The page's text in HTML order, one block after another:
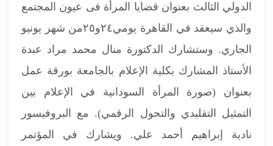
الدولي الثالث بعنوان قضايا المرأة فى عيون المجتمع
والذي سيعقد في القاهرة يومي٢٤و٢٥من شهر يونيو
الجاري. وستشارك الدكتورة منال محمد مراد عبدة
الأستاذ المشارك بكلية الإعلام بالجامعة بورقة عمل
بعنوان (صورة المرأة السودانية في الإعلام بين
التمثيل التقليدي والتحول الرقمي). مع البروفيسور
نادية إبراهيم أحمد علي. ويشارك في المؤتمر